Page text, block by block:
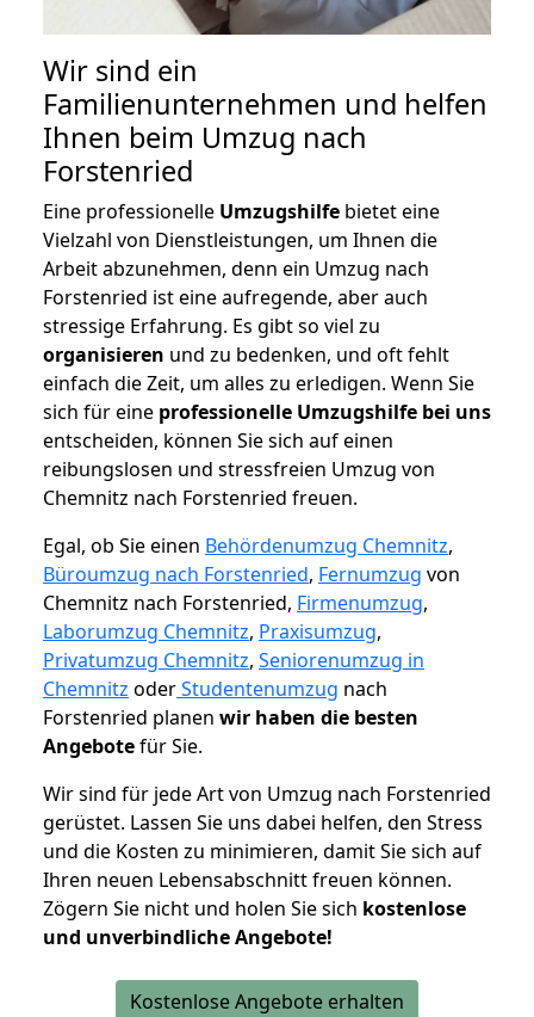
Wir sind ein
Familienunternehmen und helfen
Ihnen beim Umzug nach
Forstenried
Eine professionelle Umzugshilfe bietet eine
Vielzahl von Dienstleistungen, um Ihnen die
Arbeit abzunehmen, denn ein Umzug nach
Forstenried ist eine aufregende, aber auch
stressige Erfahrung. Es gibt so viel zu
organisieren und zu bedenken, und oft fehlt
einfach die Zeit, um alles zu erledigen. Wenn Sie
sich für eine professionelle Umzugshilfe bei uns
entscheiden, können Sie sich auf einen
reibungslosen und stressfreien Umzug von
Chemnitz nach Forstenried freuen.
Egal, ob Sie einen Behördenumzug Chemnitz,
Büroumzug nach Forstenried, Fernumzug von
Chemnitz nach Forstenried, Firmenumzug,
Laborumzug Chemnitz, Praxisumzug,
Privatumzug Chemnitz, Seniorenumzug in
Chemnitz oderStudentenumzug nach
Forstenried planen wir haben die besten
Angebotefür Sie.
Wir sind für jede Art von Umzug nach Forstenried
gerüstet. Lassen Sie uns dabei helfen, den Stress
und die Kosten zu minimieren, damit Sie sich auf
Ihren neuen Lebensabschnitt freuen können.
Zögern Sie nicht und holen Sie sich kostenlose
und unverbindliche Angebote!
Kostenlose Angebote erhalten